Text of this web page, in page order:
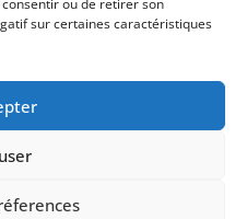
ou de retirer son
sur certaines caractéristiques
et bureau d’étude
de confidentialité